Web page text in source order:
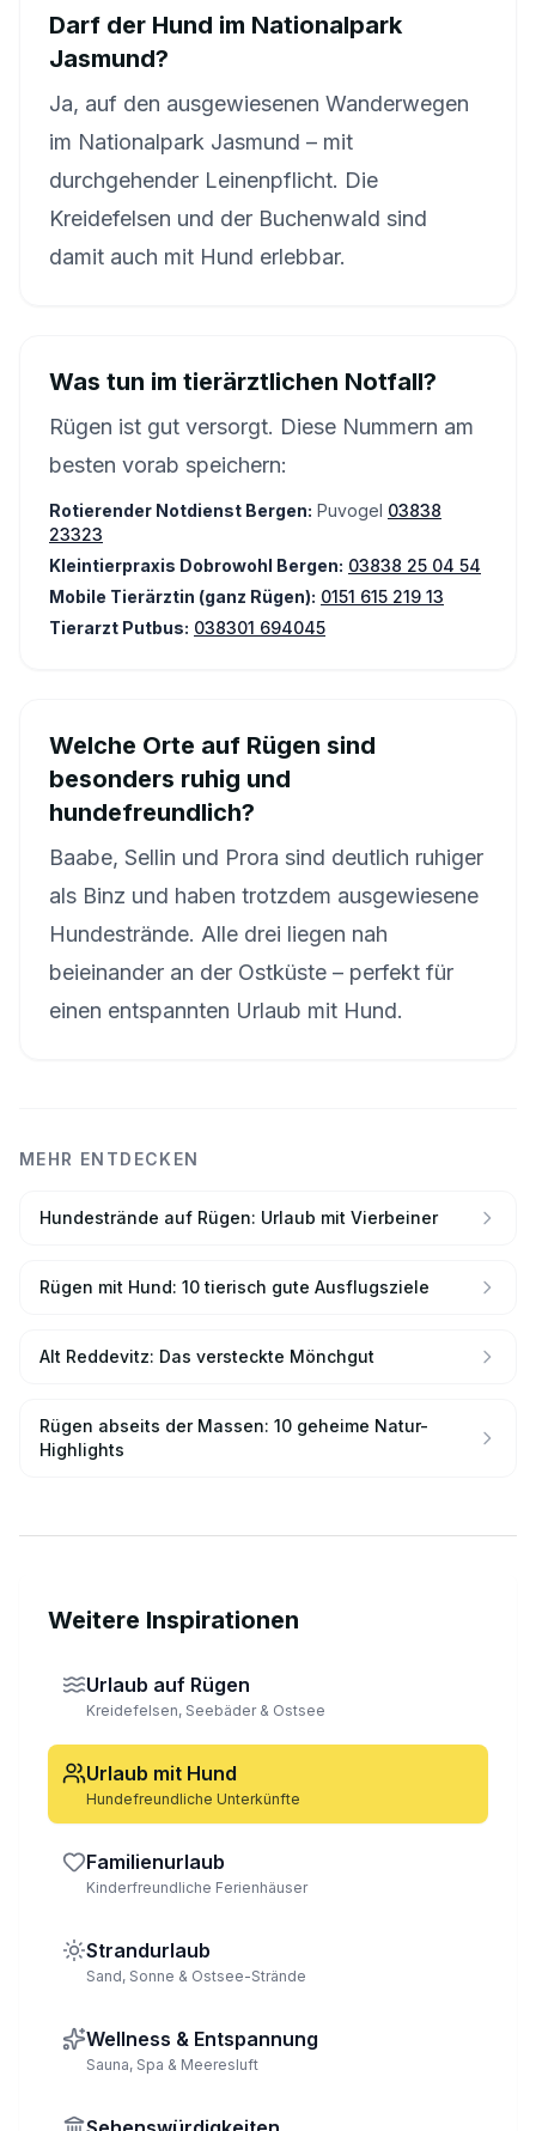
Darf der Hund im Nationalpark
Jasmund?
Ja, auf den ausgewiesenen Wanderwegen
im Nationalpark Jasmund – mit
durchgehender Leinenpflicht. Die
Kreidefelsen und der Buchenwald sind
damit auch mit Hund erlebbar.
Was tun im tierärztlichen Notfall?
Rügen ist gut versorgt. Diese Nummern am
besten vorab speichern:
Rotierender Notdienst Bergen: Puvogel 03838
23323
Kleintierpraxis Dobrowohl Bergen: 03838 25 04 54
Mobile Tierärztin (ganz Rügen): 0151 615 219 13
Tierarzt Putbus: 038301 694045
Welche Orte auf Rügen sind
besonders ruhig und
hundefreundlich?
Baabe, Sellin und Prora sind deutlich ruhiger
als Binz und haben trotzdem ausgewiesene
Hundestrände. Alle drei liegen nah
beieinander an der Ostküste – perfekt für
einen entspannten Urlaub mit Hund.
MEHR ENTDECKEN
Hundestrände auf Rügen: Urlaub mit Vierbeiner
Rügen mit Hund: 10 tierisch gute Ausflugsziele
Alt Reddevitz: Das versteckte Mönchgut
Rügen abseits der Massen: 10 geheime Natur-
Highlights
Weitere Inspirationen
Urlaub auf Rügen
Kreidefelsen, Seebäder & Ostsee
Urlaub mit Hund
Hundefreundliche Unterkünfte
Familienurlaub
Kinderfreundliche Ferienhäuser
Strandurlaub
Sand, Sonne & Ostsee-Strände
Wellness & Entspannung
Sauna, Spa & Meeresluft